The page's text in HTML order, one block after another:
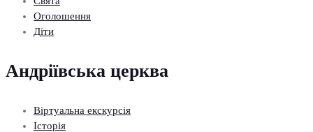
Оголошення
Діти
Андріївська церква
Віртуальна екскурсія
Історія